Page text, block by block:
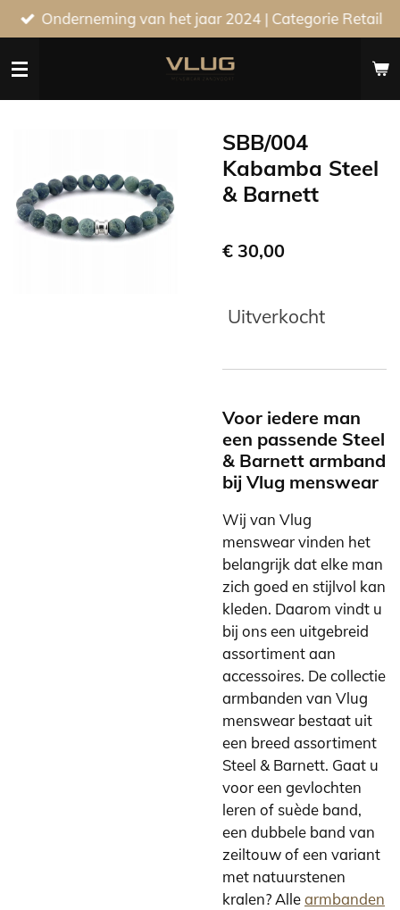
Ga
direct
naar
Onderneming van het jaar 2024 | Categorie Retail
SBB/004
Kabamba Steel
& Barnett
€ 30,00
Uitverkocht
Voor iedere man
een passende Steel
& Barnett armband
bij Vlug menswear
Wij van Vlug
menswear vinden het
belangrijk dat elke man
zich goed en stijlvol kan
kleden. Daarom vindt u
bij ons een uitgebreid
assortiment aan
accessoires. De collectie
armbanden van Vlug
menswear bestaat uit
een breed assortiment
Steel & Barnett. Gaat u
voor een gevlochten
leren of suède band,
een dubbele band van
zeiltouw of een variant
met natuurstenen
kralen? Allearmbanden